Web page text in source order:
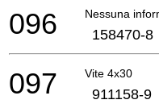
Nessuna
096 158470-8
Vite 4x30
097 911158-9